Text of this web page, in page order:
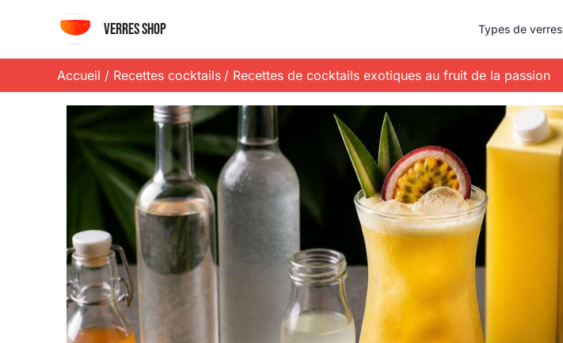
contenu
Verres shop Types de verres
Accueil Recettes cocktails Recettes de cocktails exotiques au fruit de la passion